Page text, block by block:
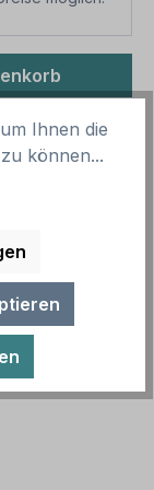
Ihnen die
können...